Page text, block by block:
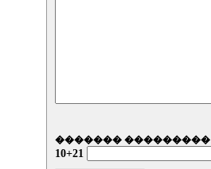
������� ���������
10+21